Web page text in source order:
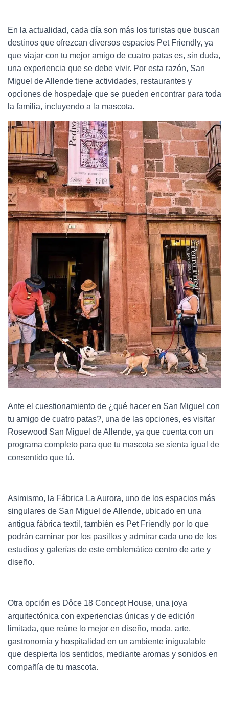
En la actualidad, cada día son más los turistas que buscan
destinos que ofrezcan diversos espacios Pet Friendly, ya
que viajar con tu mejor amigo de cuatro patas es, sin duda,
una experiencia que se debe vivir. Por esta razón, San
Miguel de Allende tiene actividades, restaurantes y
opciones de hospedaje que se pueden encontrar para toda
la familia, incluyendo a la mascota.
Ante el cuestionamiento de ¿qué hacer en San Miguel con
tu amigo de cuatro patas?, una de las opciones, es visitar
Rosewood San Miguel de Allende, ya que cuenta con un
programa completo para que tu mascota se sienta igual de
consentido que tú.
Asimismo, la Fábrica La Aurora, uno de los espacios más
singulares de San Miguel de Allende, ubicado en una
antigua fábrica textil, también es Pet Friendly por lo que
podrán caminar por los pasillos y admirar cada uno de los
estudios y galerías de este emblemático centro de arte y
diseño.
Otra opción es Dôce 18 Concept House, una joya
arquitectónica con experiencias únicas y de edición
limitada, que reúne lo mejor en diseño, moda, arte,
gastronomía y hospitalidad en un ambiente inigualable
que despierta los sentidos, mediante aromas y sonidos en
compañía de tu mascota.